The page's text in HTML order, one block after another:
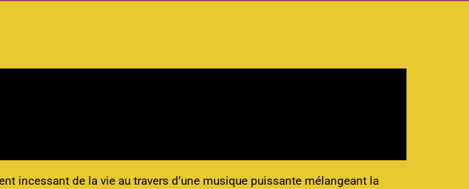
incessant de la vie au travers d’une musique puissante mélangeant la